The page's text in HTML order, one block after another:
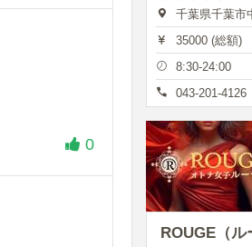
0
35000 (総額)
8:30-24:00
043-201-4126
ROUGE（ル